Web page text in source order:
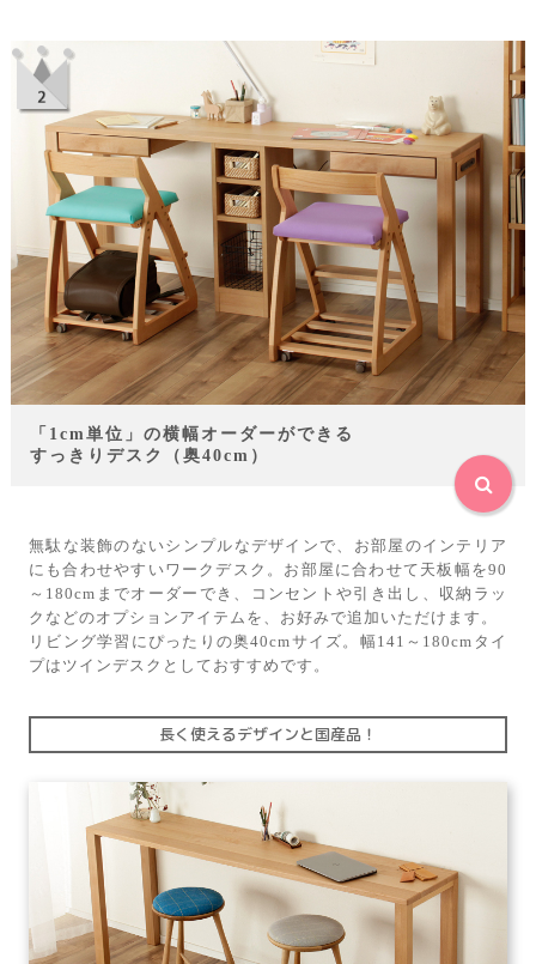
「1cm単位」の横幅オーダーができる
すっきりデスク（奥40cm）
無駄な装飾のないシンプルなデザインで、お部屋のインテリア
にも合わせやすいワークデスク。お部屋に合わせて天板幅を90
～180cmまでオーダーでき、コンセントや引き出し、収納ラッ
クなどのオプションアイテムを、お好みで追加いただけます。
リビング学習にぴったりの奥40cmサイズ。幅141～180cmタイ
プはツインデスクとしておすすめです。
長く使えるデザインと国産品！